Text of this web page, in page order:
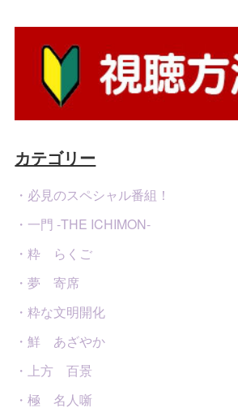
カテゴリー
・必見のスペシャル番組！
・一門 -THE ICHIMON-
・粋 らくご
・夢 寄席
・粋な文明開化
・鮮 あざやか
・上方 百景
・極 名人噺